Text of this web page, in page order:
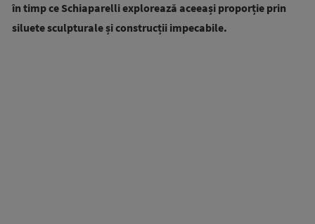
în timp ce Schiaparelli explorează aceeași proporție prin
siluete sculpturale și construcții impecabile.